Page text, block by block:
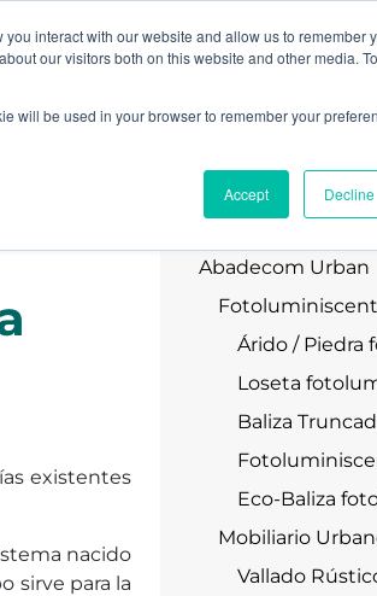
interact with our website and allow us to remember
our visitors both on this website and other media.
will be used in your browser to remember your
Accept Decline
SERVICIOS I+D+I BLOG
existentes
nacido
sirve para la
Productos:
Abadecom Urban
Árido / Piedra
Loseta
Baliza
Eco-Baliza
Mobiliario
Vallado